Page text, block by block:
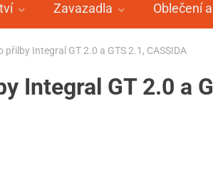
Zavazadla Oblečení
přilby Integral GT 2.0 a GTS 2.1, CASSIDA
Integral GT 2.0 a